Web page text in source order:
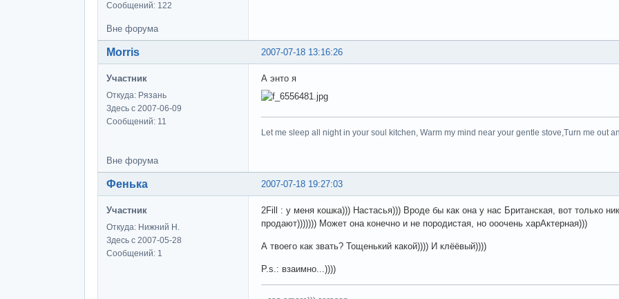
Сообщений: 122
Вне форума
2007-07-18 13:16:26
Morris
Участник
Откуда: Рязань
Здесь с 2007-06-09
Сообщений: 11
А энто я
Let me sleep all night in your soul kitchen, Warm my mind near your gentle stove,Turn me out
Вне форума
2007-07-18 19:27:03
Фенька
Участник
Откуда: Нижний Н.
Здесь с 2007-05-28
Сообщений: 1
2Fill : у меня кошка))) Настасья))) Вроде бы как она у нас Британская, вот только
продают))))))) Может она конечно и не породистая, но ооочень харАктерная)))
А твоего как звать? Тощенький какой)))) И клёёвый))))
P.s.: взаимно...))))